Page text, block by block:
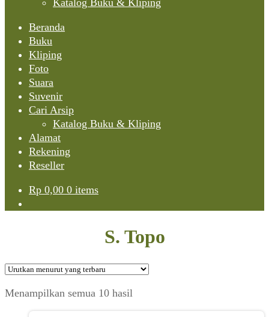
Katalog Buku & Kliping
Beranda
Buku
Kliping
Foto
Suara
Suvenir
Cari Arsip
Katalog Buku & Kliping
Alamat
Rekening
Reseller
Rp 0,00 0 items
S. Topo
Menampilkan semua 10 hasil